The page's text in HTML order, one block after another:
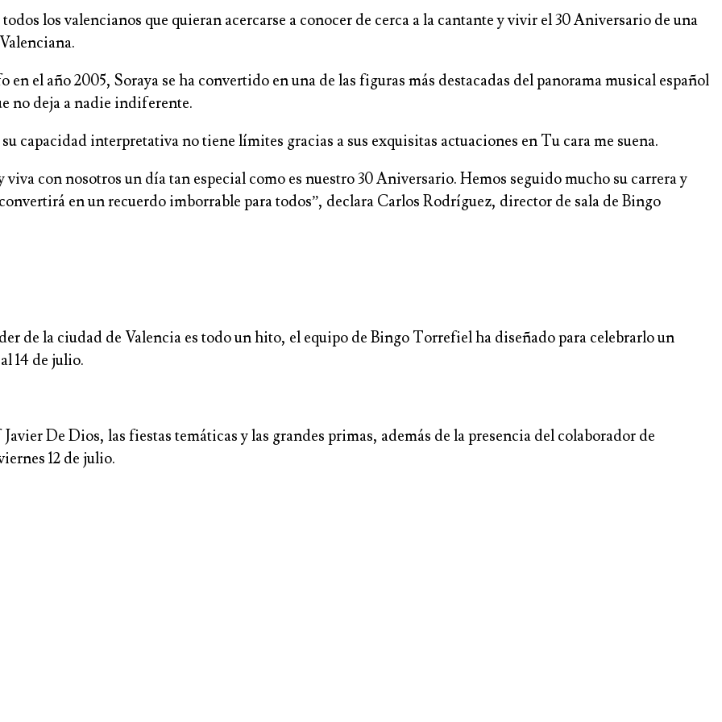
los valencianos que quieran acercarse a conocer de cerca a la cantante y vivir el 30 Aniversario de una
el año 2005, Soraya se ha convertido en una de las figuras más destacadas del panorama musical español
no deja a nadie indiferente.
capacidad interpretativa no tiene límites gracias a sus exquisitas actuaciones en Tu cara me suena.
viva con nosotros un día tan especial como es nuestro 30 Aniversario. Hemos seguido mucho su carrera y
en un recuerdo imborrable para todos”, declara Carlos Rodríguez, director de sala de Bingo
de la ciudad de Valencia es todo un hito, el equipo de Bingo Torrefiel ha diseñado para celebrarlo un
14 de julio.
De Dios, las fiestas temáticas y las grandes primas, además de la presencia del colaborador de
12 de julio.